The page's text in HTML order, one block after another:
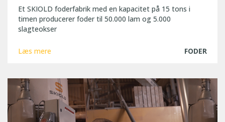
Et SKIOLD foderfabrik med en kapacitet på 15 tons i
timen producerer foder til 50.000 lam og 5.000
slagteokser
Læs mere FODER